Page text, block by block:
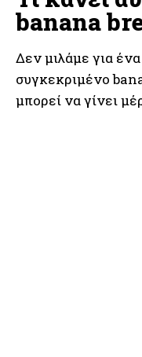
banana
Δεν μιλάμε για
συγκεκριμένο
μπορεί να γίνει